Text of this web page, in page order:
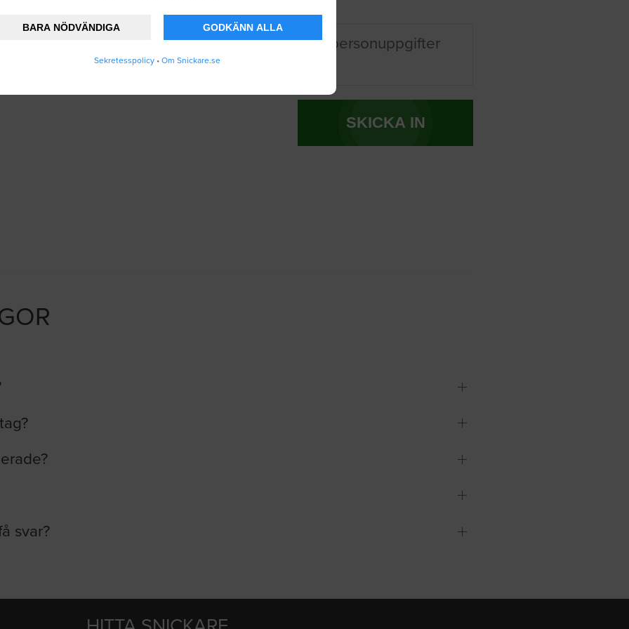
BARA NÖDVÄNDIGA GODKÄNN ALLA
Sekretesspolicy • Om Snickare.se
att Snickare.se lagrar och använder mina personuppgifter
.
SKICKA IN
svar?